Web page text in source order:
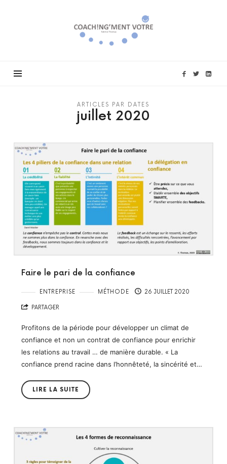
Coach!ng'ment
vôtre
ARTICLES PAR DATES
juillet 2020
Faire le pari de la confiance
ENTREPRISE MÉTHODE 26 JUILLET 2020
PARTAGER
Profitons de la période pour développer un climat de
confiance et non un contrat de confiance pour enrichir
les relations au travail … de manière durable. « La
confiance prend racine dans l’honnêteté, la sincérité et…
LIRE LA SUITE